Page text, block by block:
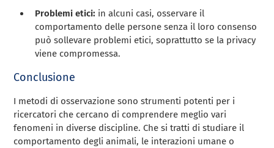
Problemi etici: in alcuni casi, osservare il
comportamento delle persone senza il loro consenso
può sollevare problemi etici, soprattutto se la privacy
viene compromessa.
Conclusione
I metodi di osservazione sono strumenti potenti per i
ricercatori che cercano di comprendere meglio vari
fenomeni in diverse discipline. Che si tratti di studiare il
comportamento degli animali, le interazioni umane o